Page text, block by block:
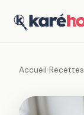
Accueil›Recettes